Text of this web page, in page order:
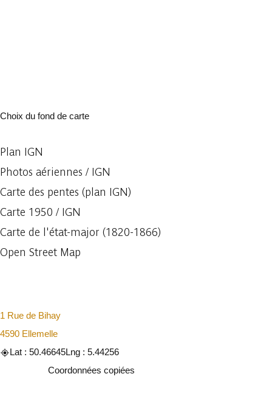
Choix du fond de carte
Plan IGN
Photos aériennes / IGN
Carte des pentes (plan IGN)
Carte 1950 / IGN
Carte de l'état-major (1820-1866)
Open Street Map
1 Rue de Bihay
4590 Ellemelle
Lat : 50.46645Lng : 5.44256
Coordonnées copiées